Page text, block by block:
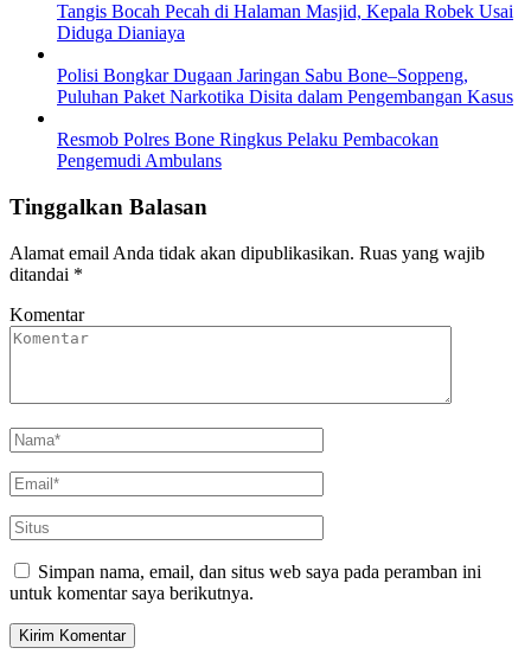
Tangis Bocah Pecah di Halaman Masjid, Kepala Robek Usai
Diduga Dianiaya
Polisi Bongkar Dugaan Jaringan Sabu Bone–Soppeng,
Puluhan Paket Narkotika Disita dalam Pengembangan Kasus
Resmob Polres Bone Ringkus Pelaku Pembacokan
Pengemudi Ambulans
Tinggalkan Balasan
Alamat email Anda tidak akan dipublikasikan. Ruas yang wajib
ditandai *
Komentar
Simpan nama, email, dan situs web saya pada peramban ini
untuk komentar saya berikutnya.